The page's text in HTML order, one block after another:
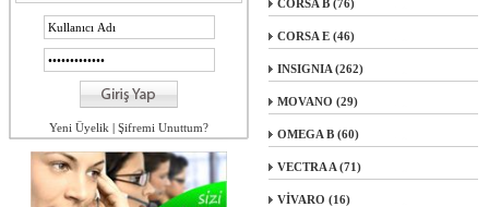
Yeni Üyelik | Şifremi Unuttum?
CORSA B (76)
CORSA E (46)
INSIGNIA (262)
MOVANO (29)
OMEGA B (60)
VECTRA A (71)
VİVARO (16)